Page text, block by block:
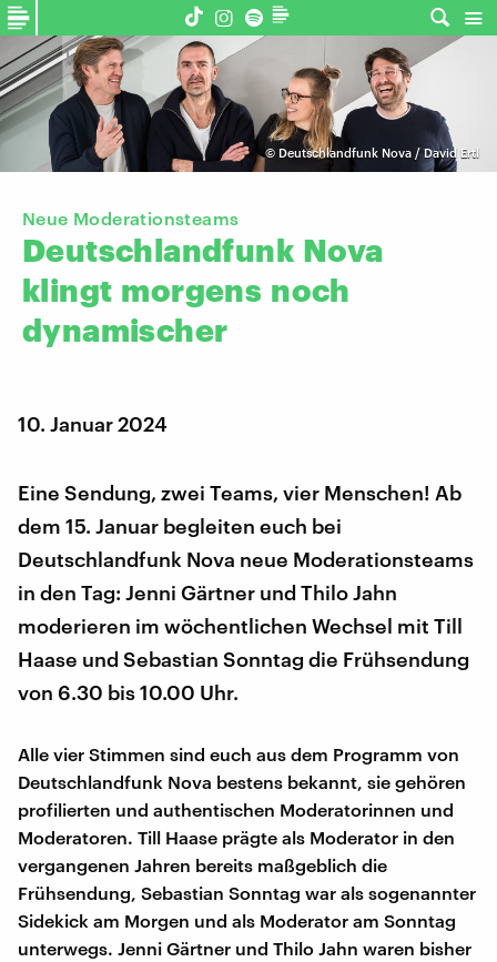
© Deutschlandfunk Nova / David Ertl
Neue Moderationsteams
Deutschlandfunk Nova
klingt morgens noch
dynamischer
10. Januar 2024
Eine Sendung, zwei Teams, vier Menschen! Ab
dem 15. Januar begleiten euch bei
Deutschlandfunk Nova neue Moderationsteams
in den Tag: Jenni Gärtner und Thilo Jahn
moderieren im wöchentlichen Wechsel mit Till
Haase und Sebastian Sonntag die Frühsendung
von 6.30 bis 10.00 Uhr.
Alle vier Stimmen sind euch aus dem Programm von
Deutschlandfunk Nova bestens bekannt, sie gehören
profilierten und authentischen Moderatorinnen und
Moderatoren. Till Haase prägte als Moderator in den
vergangenen Jahren bereits maßgeblich die
Frühsendung, Sebastian Sonntag war als sogenannter
Sidekick am Morgen und als Moderator am Sonntag
unterwegs. Jenni Gärtner und Thilo Jahn waren bisher